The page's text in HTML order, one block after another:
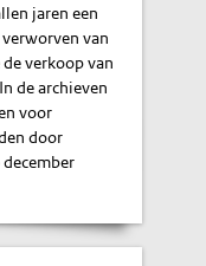
jaren een
van
verkoop van
de archieven
voor
door